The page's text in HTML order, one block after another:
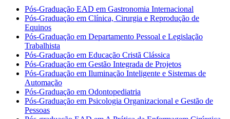
Pós-Graduação EAD em Gastronomia Internacional
Pós-Graduação em Clínica, Cirurgia e Reprodução de
Equinos
Pós-Graduação em Departamento Pessoal e Legislação
Trabalhista
Pós-Graduação em Educação Cristã Clássica
Pós-Graduação em Gestão Integrada de Projetos
Pós-Graduação em Iluminação Inteligente e Sistemas de
Automação
Pós-Graduação em Odontopediatria
Pós-Graduação em Psicologia Organizacional e Gestão de
Pessoas